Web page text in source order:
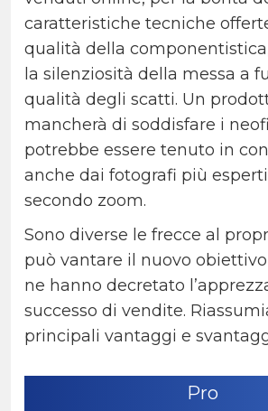
caratteristiche tecniche
qualità della
la silenziosità della messa a
qualità degli scatti. Un
mancherà di soddisfare i
potrebbe essere tenuto in
anche dai fotografi più
secondo zoom.
Sono diverse le frecce al
può vantare il nuovo
ne hanno decretato
successo di vendite.
principali vantaggi e
Pro